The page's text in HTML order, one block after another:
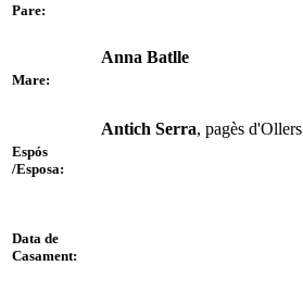
Pare:
Mare:
Anna Batlle
Espós
/Esposa:
Antich Serra, pagès d'Ollers
Data de
Casament: